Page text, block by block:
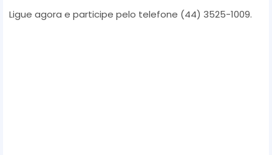
Ligue agora e participe pelo telefone (44) 3525-1009.